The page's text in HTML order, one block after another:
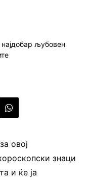
овој
знаци
и ќе ја